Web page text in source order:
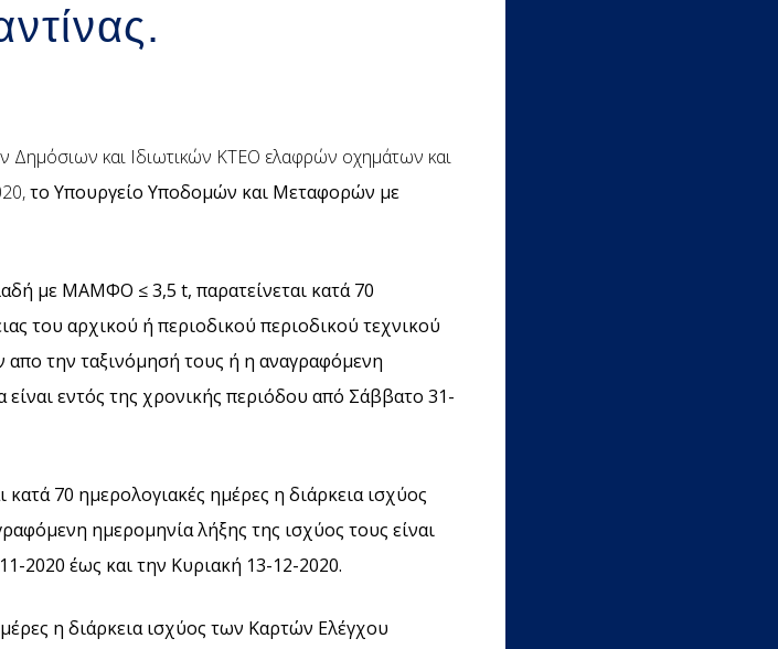
Δημόσιων και Ιδιωτικών ΚΤΕΟ ελαφρών οχημάτων και
το Υπουργείο Υποδομών και Μεταφορών με
με ΜΑΜΦΟ ≤ 3,5 t, παρατείνεται κατά 70
του αρχικού ή περιοδικού περιοδικού τεχνικού
την ταξινόμησή τους ή η αναγραφόμενη
εντός της χρονικής περιόδου από Σάββατο 31-
70 ημερολογιακές ημέρες η διάρκεια ισχύος
ημερομηνία λήξης της ισχύος τους είναι
2020 έως και την Κυριακή 13-12-2020.
η διάρκεια ισχύος των Καρτών Ελέγχου